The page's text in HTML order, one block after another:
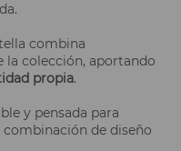
combina
la colección, aportando
propia.
y pensada para
de diseño